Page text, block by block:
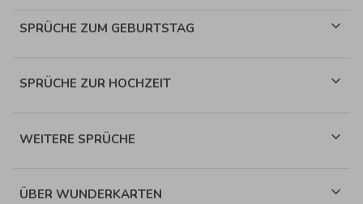
SPRÜCHE ZUM GEBURTSTAG
SPRÜCHE ZUR HOCHZEIT
WEITERE SPRÜCHE
ÜBER WUNDERKARTEN